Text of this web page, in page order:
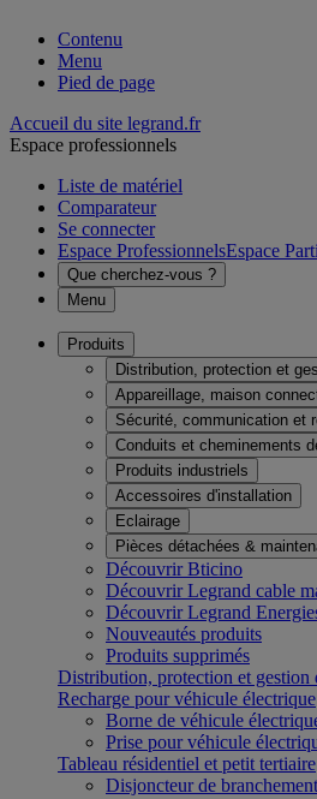
Contenu
Menu
Pied de page
Accueil du site legrand.fr
Espace professionnels
Liste de matériel
Comparateur
Se connecter
Espace ProfessionnelsEspace
Que cherchez-vous ?
Menu
Produits
Distribution, protection et
Appareillage, maison
Sécurité, communication et
Conduits et cheminements
Produits industriels
Accessoires d'installation
Eclairage
Pièces détachées &
Découvrir Bticino
Découvrir Legrand cable
Découvrir Legrand
Nouveautés produits
Produits supprimés
Distribution, protection et gestion
Recharge pour véhicule électrique
Borne de véhicule
Prise pour véhicule
Tableau résidentiel et petit tertiaire
Disjoncteur de branchement